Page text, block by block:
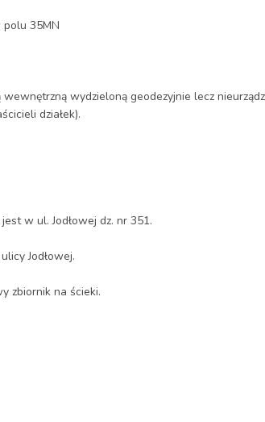
polu 35MN
wewnętrzną wydzieloną geodezyjnie lecz
działek).
w ul. Jodłowej dz. nr 351.
Jodłowej.
zbiornik na ścieki.